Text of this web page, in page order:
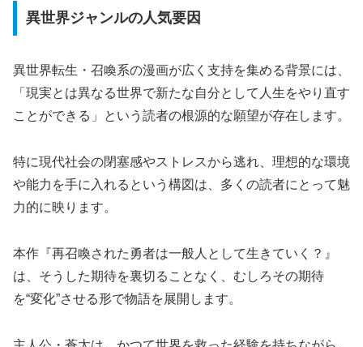
異世界ジャンルの人気要因
異世界転生・召喚系の漫画が広く支持を集める背景には、
「現実とは異なる世界で新たな自分として人生をやり直す
ことができる」という読者の根源的な願望が存在します。
特に現代社会の閉塞感やストレスから逃れ、理想的な環境
や能力を手に入れるという構図は、多くの読者にとって魅
力的に映ります。
本作『再召喚された勇者は一般人として生きていく？』
は、そうした期待を裏切ることなく、むしろその期待
を“変化”させる形で物語を展開します。